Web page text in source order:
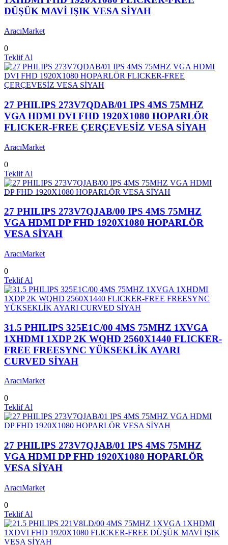
DÜŞÜK MAVİ IŞIK VESA SİYAH
AracıMarket
0
Teklif Al
27 PHILIPS 273V7QDAB/01 IPS 4MS 75MHZ
VGA HDMI DVI FHD 1920X1080 HOPARLÖR
FLICKER-FREE ÇERÇEVESİZ VESA SİYAH
AracıMarket
0
Teklif Al
27 PHILIPS 273V7QJAB/00 IPS 4MS 75MHZ
VGA HDMI DP FHD 1920X1080 HOPARLÖR
VESA SİYAH
AracıMarket
0
Teklif Al
31.5 PHILIPS 325E1C/00 4MS 75MHZ 1XVGA
1XHDMI 1XDP 2K WQHD 2560X1440 FLICKER-
FREE FREESYNC YÜKSEKLİK AYARI
CURVED SİYAH
AracıMarket
0
Teklif Al
27 PHILIPS 273V7QJAB/01 IPS 4MS 75MHZ
VGA HDMI DP FHD 1920X1080 HOPARLÖR
VESA SİYAH
AracıMarket
0
Teklif Al